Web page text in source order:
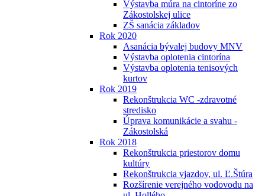
Výstavba múra na cintoríne zo
Zákostolskej ulice
ZŠ sanácia základov
Rok 2020
Asanácia bývalej budovy MNV
Výstavba oplotenia cintorína
Výstavba oplotenia tenisových
kurtov
Rok 2019
Rekonštrukcia WC -zdravotné
stredisko
Úprava komunikácie a svahu -
Zákostolská
Rok 2018
Rekonštrukcia priestorov domu
kultúry
Rekonštrukcia vjazdov, ul. Ľ.Štúra
Rozšírenie verejného vodovodu na